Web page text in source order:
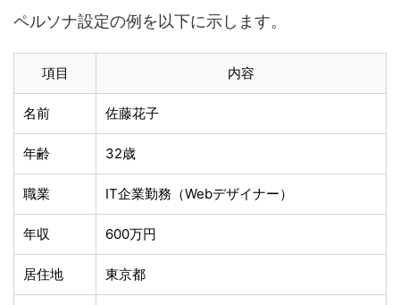
ペルソナ設定の例を以下に示します。
項目 内容
名前 佐藤花子
年齢 32歳
職業 IT企業勤務（Webデザイナー）
年収 600万円
居住地 東京都